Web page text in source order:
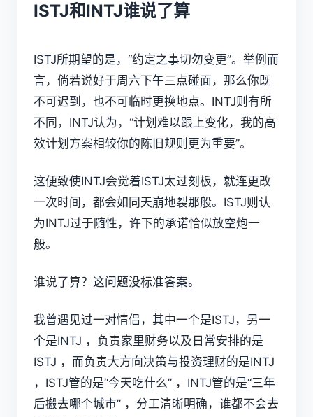
ISTJ和INTJ谁说了算
ISTJ所期望的是，“约定之事切勿变更”。举例而
言，倘若说好于周六下午三点碰面，那么你既
不可迟到，也不可临时更换地点。INTJ则有所
不同，INTJ认为，“计划难以跟上变化，我的高
效计划方案相较你的陈旧规则更为重要”。
这便致使INTJ会觉着ISTJ太过刻板，就连更改
一次时间，都会如同天崩地裂那般。ISTJ则认
为INTJ过于随性，许下的承诺恰似放空炮一
般。
谁说了算？这问题没标准答案。
我曾遇见过一对情侣，其中一个是ISTJ，另一
个是INTJ ，负责家里财务以及日常安排的是
ISTJ ，而负责大方向决策与投资理财的是INTJ
，ISTJ管的是“今天吃什么” ，INTJ管的是“三年
后搬去哪个城市” ，分工清晰明确，谁都不会去